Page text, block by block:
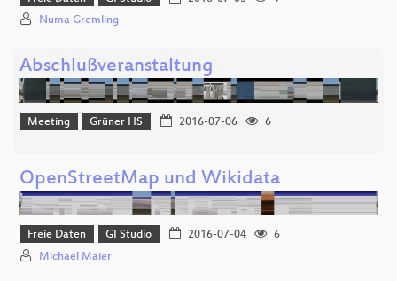
Numa Gremling
Abschlußveranstaltung
Meeting Grüner HS 2016-07-06 6
OpenStreetMap und Wikidata
Freie Daten GI Studio 2016-07-04
6
Michael Maier